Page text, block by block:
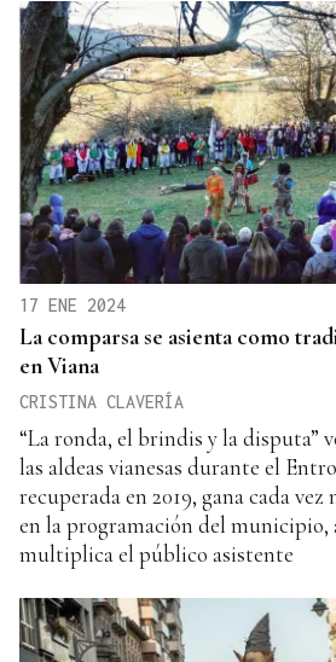
17 ENE 2024
La comparsa se asienta como
en Viana
CRISTINA CLAVERÍA
“La ronda, el brindis y la disputa”
las aldeas vianesas durante el
recuperada en 2019, gana cada
en la programación del municipio,
multiplica el público asistente